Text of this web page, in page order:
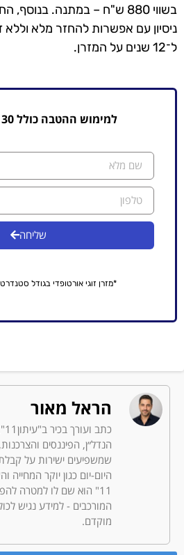
ניסיון עם אפשרות להחזר מלא וללא
ל־12 שנים על המזרן.
למימוש ההטבה כולל 30 לילות ניסיון:
שליחה
*מזרן זוגי אורטופדי בגודל
הראל מאור
הנדל״ן, הפיננסים
שמשפיעים ישירות על
היום-יום כגון יוקר
11" הוא שם לו למטרה
המורכבים - למידע נגיש
מוקדם.